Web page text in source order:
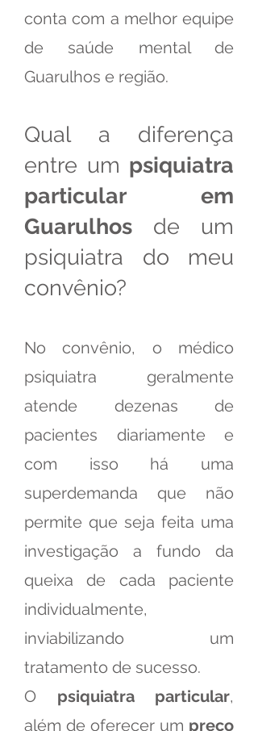
conta com a melhor equipe
de saúde mental de
Guarulhos e região.
Qual a diferença
entre um psiquiatra
particular em
Guarulhos de um
psiquiatra do meu
convênio?
No convênio, o médico
psiquiatra geralmente
atende dezenas de
pacientes diariamente e
com isso há uma
superdemanda que não
permite que seja feita uma
investigação a fundo da
queixa de cada paciente
individualmente,
inviabilizando um
tratamento de sucesso.
O psiquiatra particular,
além de oferecer um preço